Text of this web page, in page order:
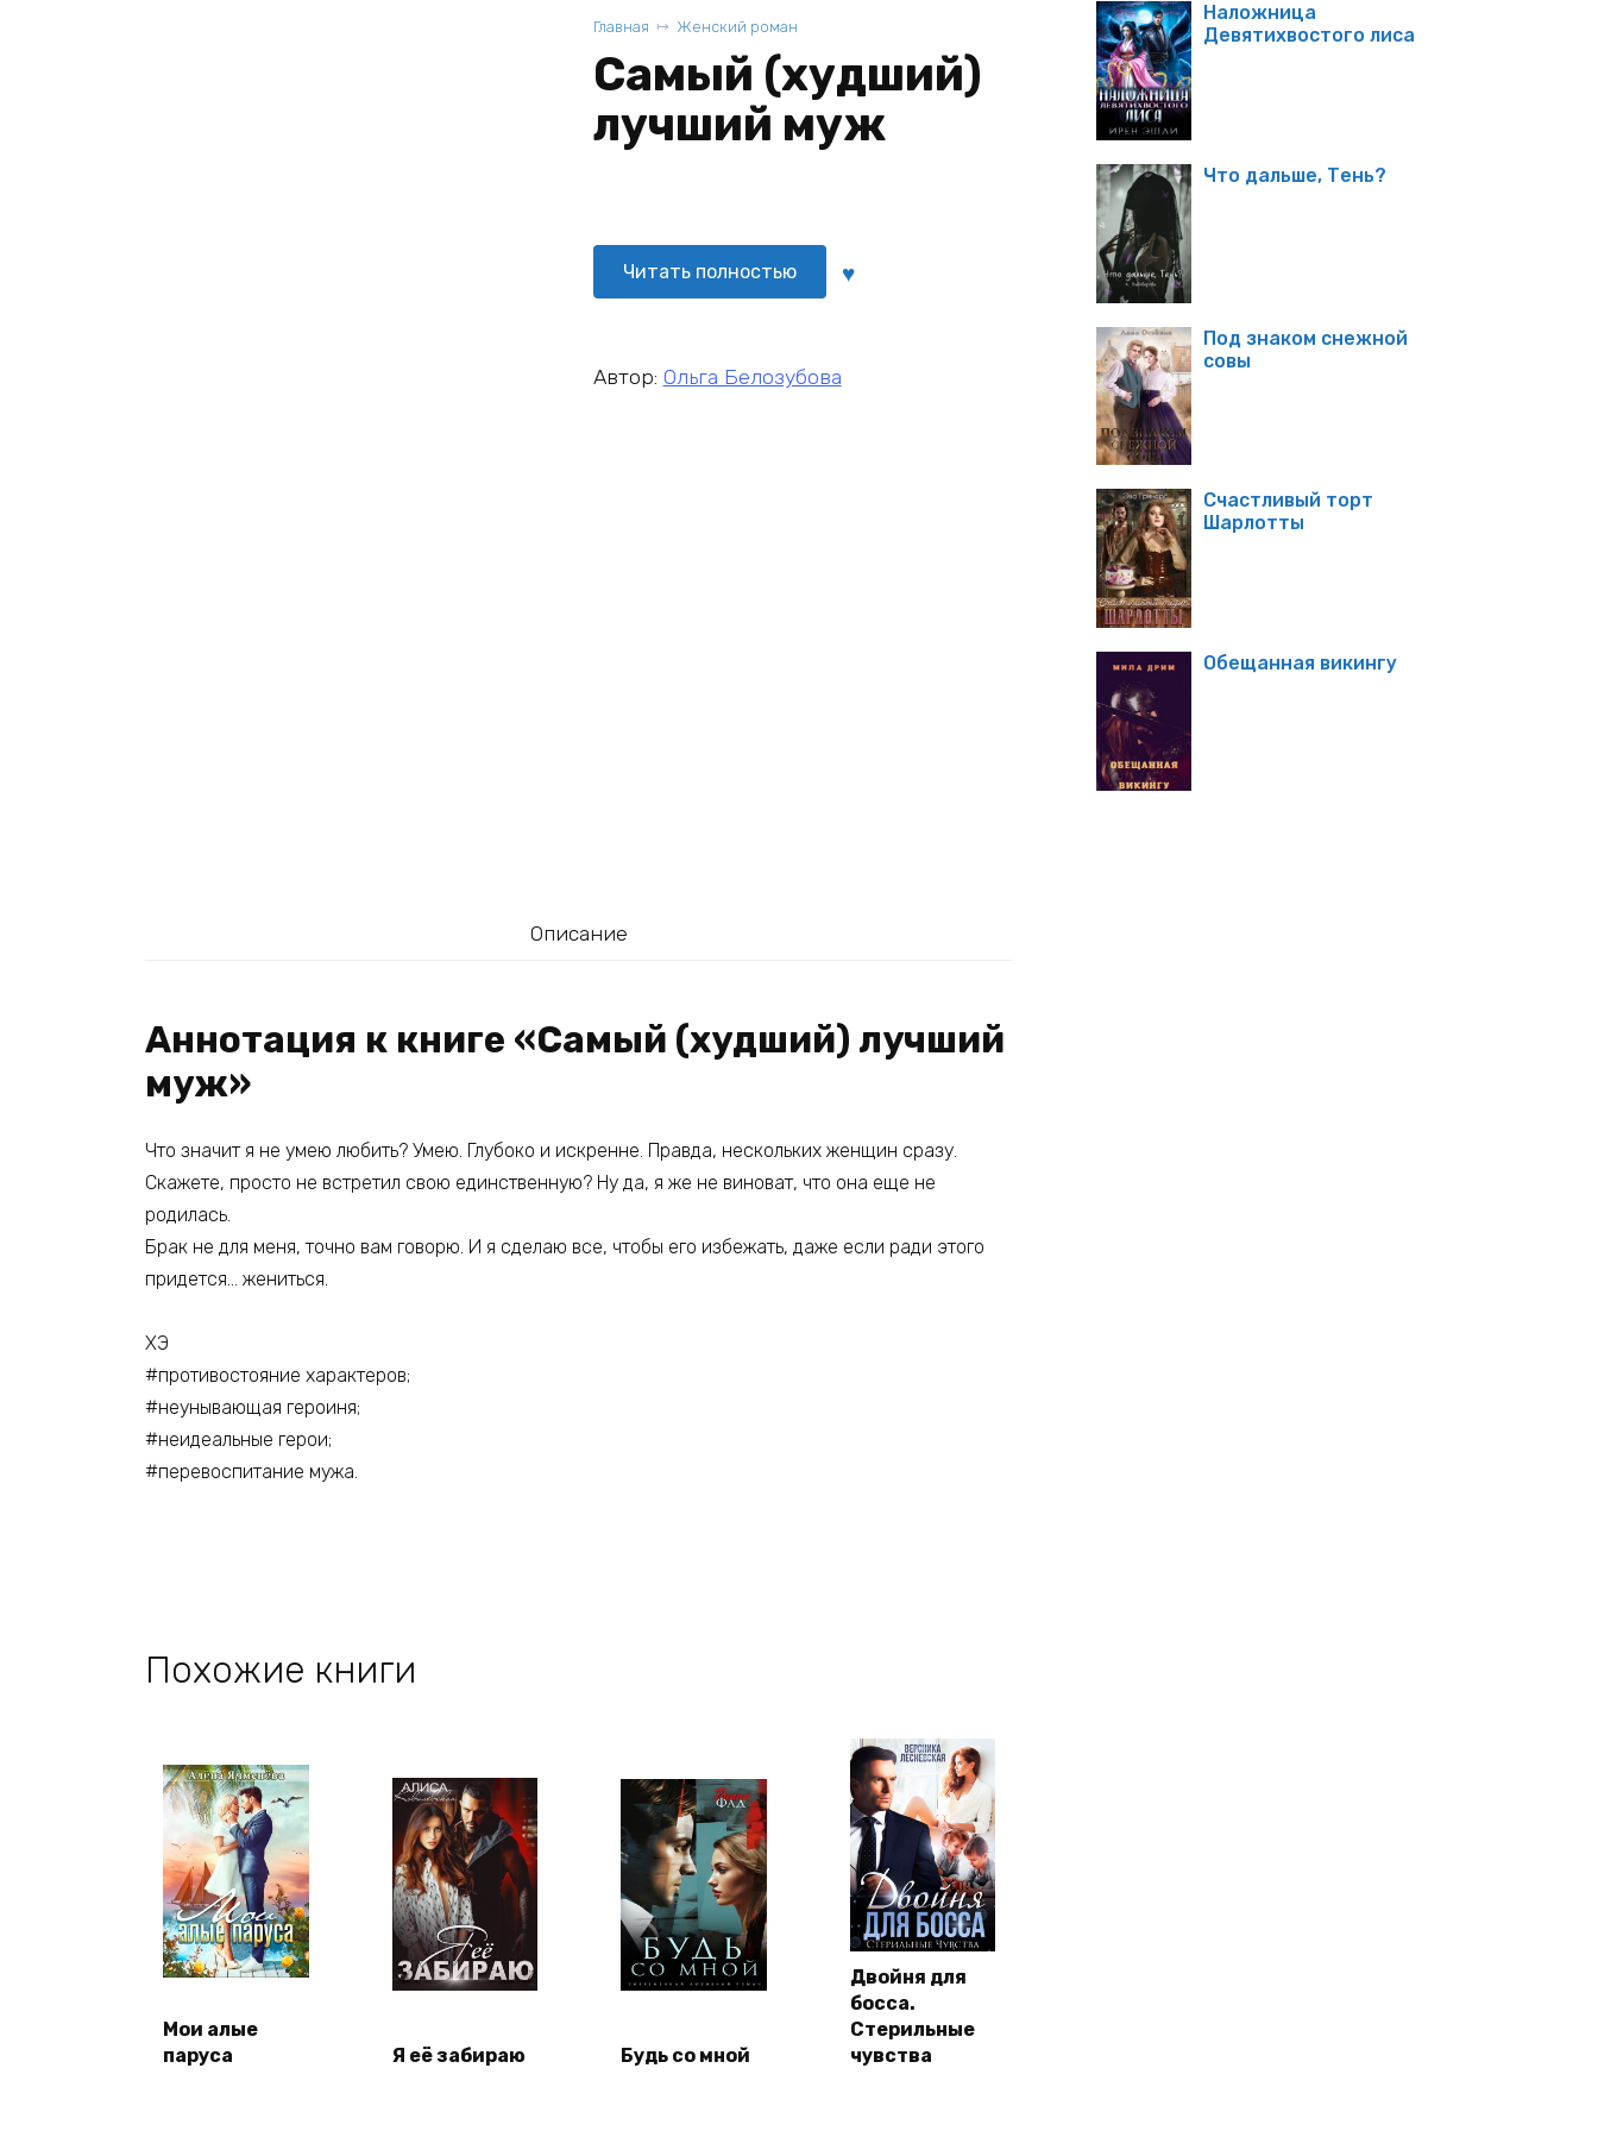
Главная Женский роман
Самый (худший)
лучший муж
Читать полностью
Автор: Ольга Белозубова
Описание
Аннотация к книге «Самый (худший) лучший
муж»
Что значит я не умею любить? Умею. Глубоко и искренне. Правда, нескольких женщин сразу.
Скажете, просто не встретил свою единственную? Ну да, я же не виноват, что она еще не
родилась.
Брак не для меня, точно вам говорю. И я сделаю все, чтобы его избежать, даже если ради этого
придется… жениться.
ХЭ
#противостояние характеров;
#неунывающая героиня;
#неидеальные герои;
#перевоспитание мужа.
Похожие книги
Мои алые
паруса
Я её забираю Будь со мной
Двойня для
босса.
Стерильные
чувства
Наложница
Девятихвостого лиса
Что дальше, Тень?
Под знаком снежной
совы
Счастливый торт
Шарлотты
Обещанная викингу